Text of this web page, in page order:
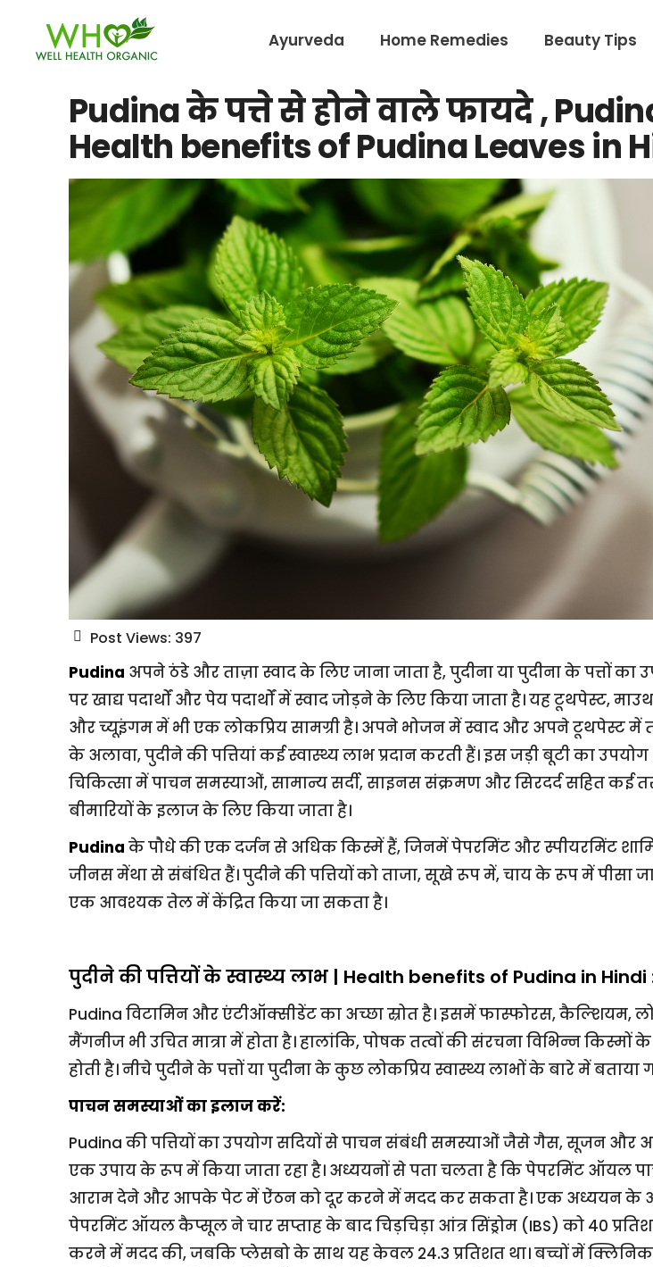
Ayurveda Home Remedies Beauty Tips
Pudina के पत्ते से होने वाले फायदे ,
Health benefits of Pudina Leaves in
Post Views: 397
Pudina अपने ठंडे और ताज़ा स्वाद के लिए जाना जाता है, पुदीना या पुदीना के पत्तों का
पर खाद्य पदार्थों और पेय पदार्थों में स्वाद जोड़ने के लिए किया जाता है। यह टूथपेस्ट,
और च्यूइंगम में भी एक लोकप्रिय सामग्री है। अपने भोजन में स्वाद और अपने टूथपेस्ट में
के अलावा, पुदीने की पत्तियां कई स्वास्थ्य लाभ प्रदान करती हैं। इस जड़ी बूटी का
चिकित्सा में पाचन समस्याओं, सामान्य सर्दी, साइनस संक्रमण और सिरदर्द सहित कई
बीमारियों के इलाज के लिए किया जाता है।
Pudina के पौधे की एक दर्जन से अधिक किस्में हैं, जिनमें पेपरमिंट और स्पीयरमिंट
जीनस मेंथा से संबंधित हैं। पुदीने की पत्तियों को ताजा, सूखे रूप में, चाय के रूप में पीसा
एक आवश्यक तेल में केंद्रित किया जा सकता है।
पुदीने की पत्तियों के स्वास्थ्य लाभ | Health benefits of Pudina in Hindi
Pudina विटामिन और एंटीऑक्सीडेंट का अच्छा स्रोत है। इसमें फास्फोरस, कैल्शियम,
मैंगनीज भी उचित मात्रा में होता है। हालांकि, पोषक तत्वों की संरचना विभिन्न किस्मों
होती है। नीचे पुदीने के पत्तों या पुदीना के कुछ लोकप्रिय स्वास्थ्य लाभों के बारे में बताया
पाचन समस्याओं का इलाज करें:
Pudina की पत्तियों का उपयोग सदियों से पाचन संबंधी समस्याओं जैसे गैस, सूजन और
एक उपाय के रूप में किया जाता रहा है। अध्ययनों से पता चलता है कि पेपरमिंट ऑयल
आराम देने और आपके पेट में ऐंठन को दूर करने में मदद कर सकता है। एक अध्ययन के
पेपरमिंट ऑयल कैप्सूल ने चार सप्ताह के बाद चिड़चिड़ा आंत्र सिंड्रोम (IBS) को 40
करने में मदद की, जबकि प्लेसबो के साथ यह केवल 24.3 प्रतिशत था। बच्चों में